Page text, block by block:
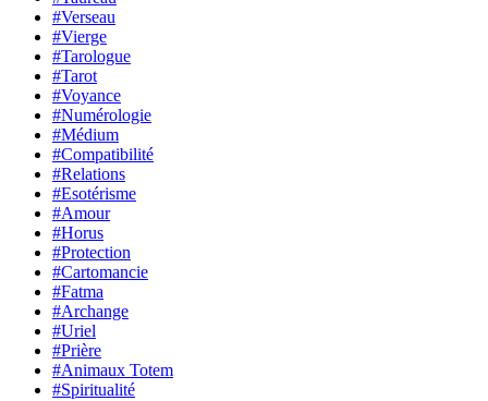
#Verseau
#Vierge
#Tarologue
#Tarot
#Voyance
#Numérologie
#Médium
#Compatibilité
#Relations
#Esotérisme
#Amour
#Horus
#Protection
#Cartomancie
#Fatma
#Archange
#Uriel
#Prière
#Animaux Totem
#Spiritualité